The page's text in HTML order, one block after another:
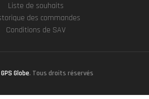
Liste de souhaits
des commandes
Conditions de SAV
GPS Globe. Tous droits réservés